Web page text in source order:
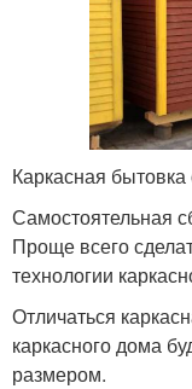
Каркасная
Самостоятельная
Проще всего
технологии
Отличаться
каркасного дома
размером.